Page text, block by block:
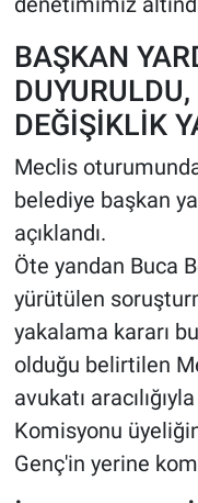
BAŞKAN
DEĞİŞİKLİK
Meclis
belediye başkan
açıklandı.
Öte yandan Buca
yürütülen
yakalama kararı
olduğu belirtilen
avukatı
Komisyonu
Genç'in yerine